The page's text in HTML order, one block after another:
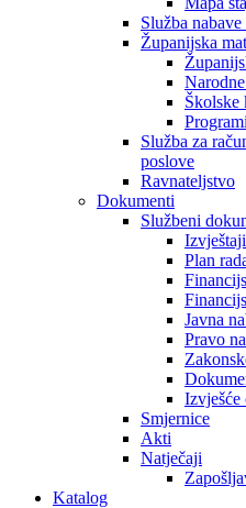
Služba
Županijska
Školske
Služba za
poslove
Ravnateljstvo
Dokumenti
Službeni
Plan
Javna
Pravo
Izvješće
Smjernice
Akti
Natječaji
Katalog